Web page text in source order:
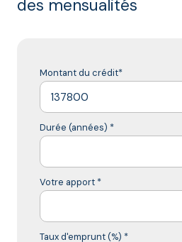
des mensualités
Montant du crédit*
Durée (années) *
Votre apport *
Taux d'emprunt (%) *